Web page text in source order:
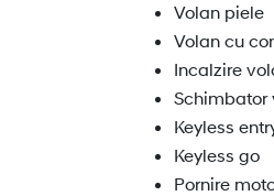
Volan piele
Volan cu
Incalzire
Schimbator
Keyless
Keyless go
Pornire